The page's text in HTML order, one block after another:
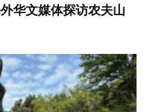
华文媒体探访农夫山